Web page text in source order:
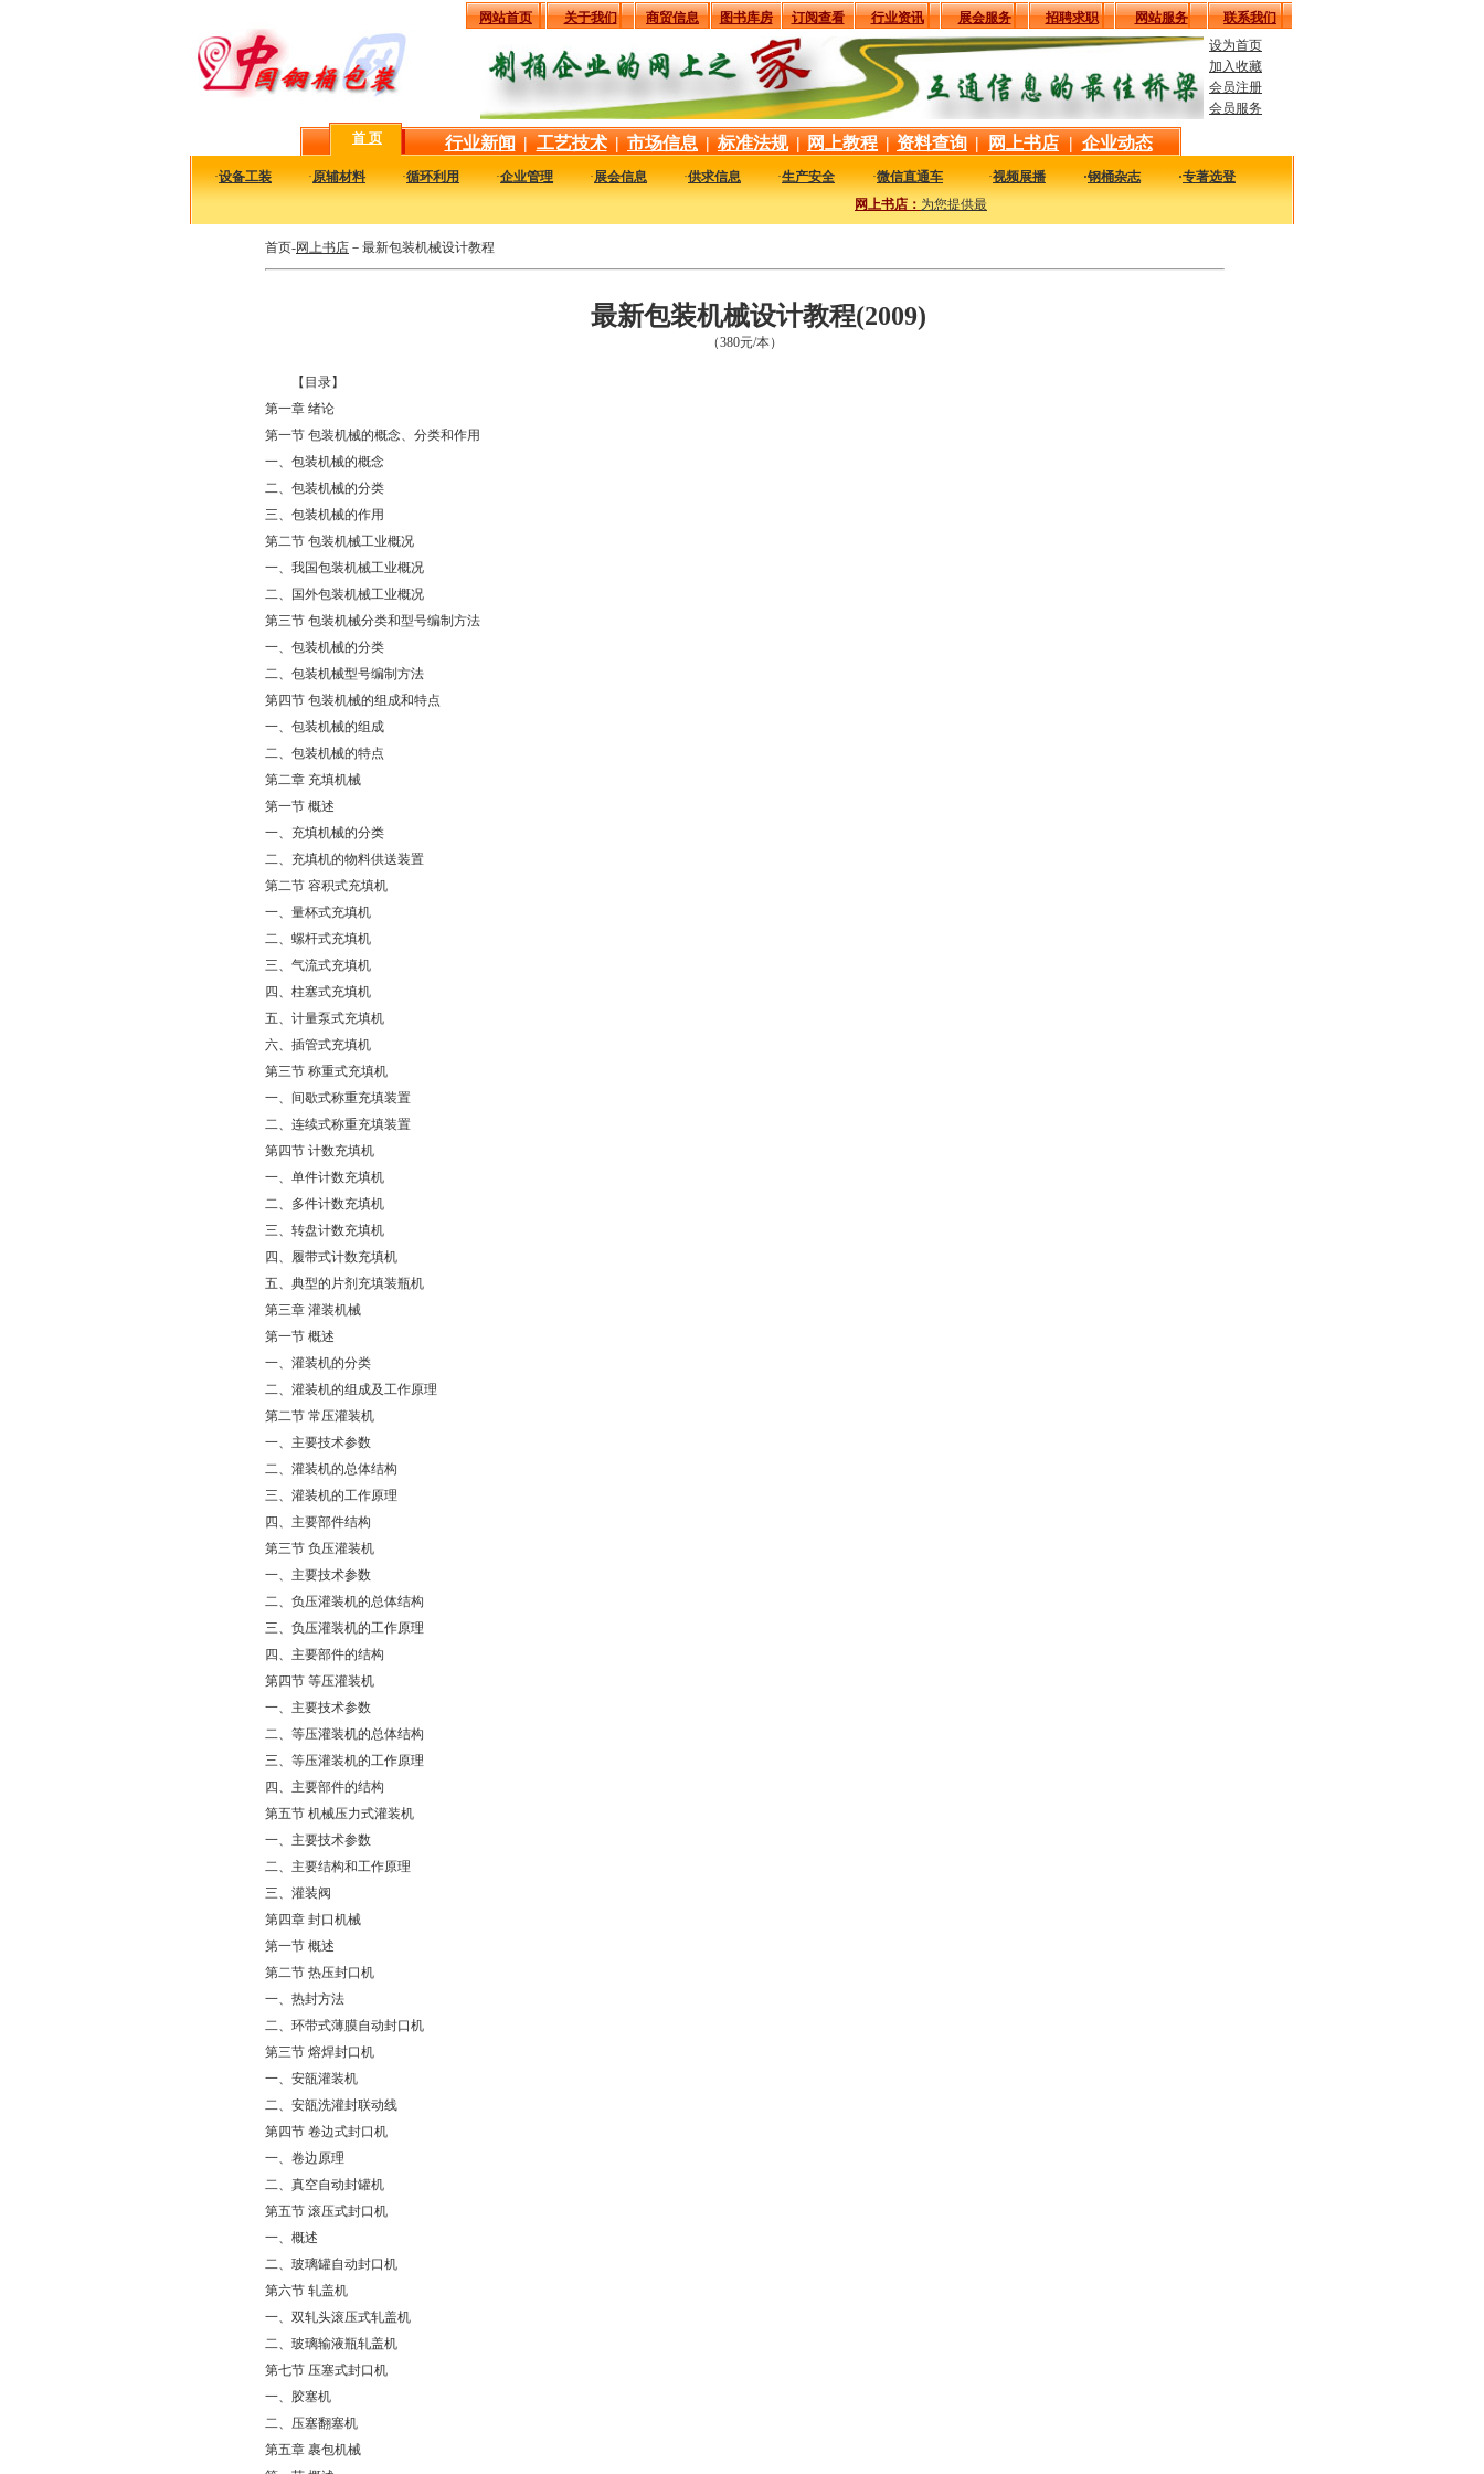
网站首页 关于我们 商贸信息 图书库房 订阅查看 行业资讯 展会服务 招聘求职 网站服务
联系我们
设为首页
加入收藏
会员注册
会员服务
首 页
行业新闻 | 工艺技术 | 市场信息 | 标准法规 | 网上教程 | 资料查询 | 网上书店 | 企业动态
·设备工装 ·原辅材料 ·循环利用 ·企业管理 ·展会信息 ·供求信息 ·生产安全 ·微信直通车 ·视频展播 ·钢桶杂志 ·专著选登
网上书店：为您提供最新最实用的图书，包括本站编著的图书及国内各组织内部发行的重要图书，以及行业绝
首页-网上书店 －最新包装机械设计教程
最新包装机械设计教程(2009)
（380元/本）
【目录】
第一章 绪论
第一节 包装机械的概念、分类和作用
一、包装机械的概念
二、包装机械的分类
三、包装机械的作用
第二节 包装机械工业概况
一、我国包装机械工业概况
二、国外包装机械工业概况
第三节 包装机械分类和型号编制方法
一、包装机械的分类
二、包装机械型号编制方法
第四节 包装机械的组成和特点
一、包装机械的组成
二、包装机械的特点
第二章 充填机械
第一节 概述
一、充填机械的分类
二、充填机的物料供送装置
第二节 容积式充填机
一、量杯式充填机
二、螺杆式充填机
三、气流式充填机
四、柱塞式充填机
五、计量泵式充填机
六、插管式充填机
第三节 称重式充填机
一、间歇式称重充填装置
二、连续式称重充填装置
第四节 计数充填机
一、单件计数充填机
二、多件计数充填机
三、转盘计数充填机
四、履带式计数充填机
五、典型的片剂充填装瓶机
第三章 灌装机械
第一节 概述
一、灌装机的分类
二、灌装机的组成及工作原理
第二节 常压灌装机
一、主要技术参数
二、灌装机的总体结构
三、灌装机的工作原理
四、主要部件结构
第三节 负压灌装机
一、主要技术参数
二、负压灌装机的总体结构
三、负压灌装机的工作原理
四、主要部件的结构
第四节 等压灌装机
一、主要技术参数
二、等压灌装机的总体结构
三、等压灌装机的工作原理
四、主要部件的结构
第五节 机械压力式灌装机
一、主要技术参数
二、主要结构和工作原理
三、灌装阀
第四章 封口机械
第一节 概述
第二节 热压封口机
一、热封方法
二、环带式薄膜自动封口机
第三节 熔焊封口机
一、安瓿灌装机
二、安瓿洗灌封联动线
第四节 卷边式封口机
一、卷边原理
二、真空自动封罐机
第五节 滚压式封口机
一、概述
二、玻璃罐自动封口机
第六节 轧盖机
一、双轧头滚压式轧盖机
二、玻璃输液瓶轧盖机
第七节 压塞式封口机
一、胶塞机
二、压塞翻塞机
第五章 裹包机械